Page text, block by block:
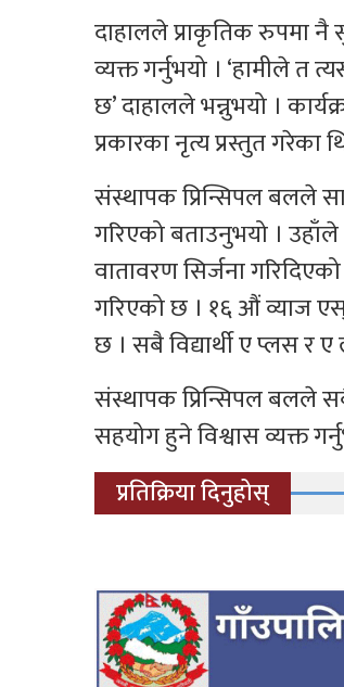
दाहालले प्राकृतिक रुपमा नै
व्यक्त गर्नुभयो । ‘हामीले त
छ’ दाहालले भन्नुभयो ।
प्रकारका नृत्य प्रस्तुत गरेका
संस्थापक प्रिन्सिपल बलले
गरिएको बताउनुभयो । उहाँले
वातावरण सिर्जना गरिदिएको
गरिएको छ । १६ औं व्याज
छ । सबै विद्यार्थी ए प्लस र
संस्थापक प्रिन्सिपल बलले
सहयोग हुने विश्वास व्यक्त
प्रतिक्रिया दिनुहोस्